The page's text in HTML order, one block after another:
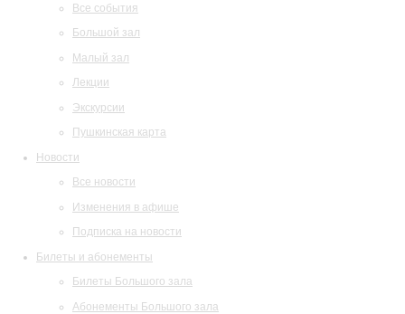
Все события
Большой зал
Малый зал
Лекции
Экскурсии
Пушкинская карта
Новости
Все новости
Изменения в афише
Подписка на новости
Билеты и абонементы
Билеты Большого зала
Абонементы Большого зала